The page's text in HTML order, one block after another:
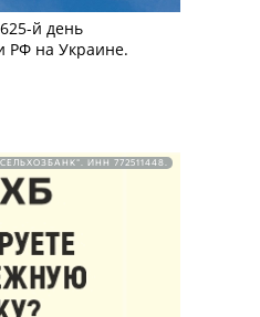
й день
РФ на Украине.
ИНН 772511448.